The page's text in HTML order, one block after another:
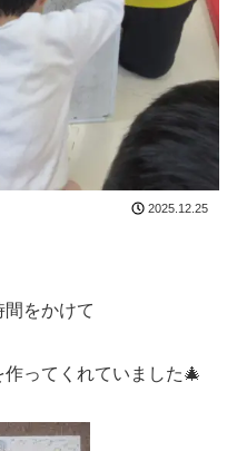
2025.12.25
をかけて
ってくれていました🎄